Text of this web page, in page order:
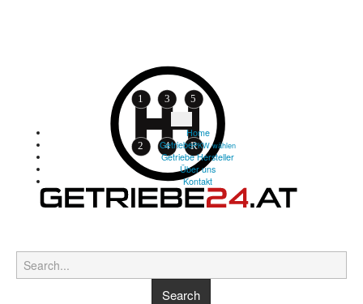
Home
GetriebePKW wählen
Getriebe Hersteller
Über uns
Kontakt